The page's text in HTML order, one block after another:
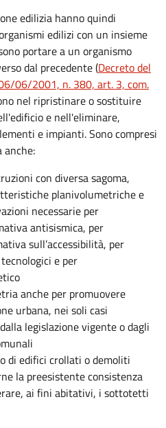
edilizia hanno quindi
edilizi con un insieme
portare a un organismo
dal precedente (Decreto del
06/2001, n. 380, art. 3, com.
nel ripristinare o sostituire
e nell'eliminare,
e impianti. Sono compresi
con diversa sagoma,
planivolumetriche e
necessarie per
antisismica, per
sull’accessibilità, per
e per
anche per promuovere
urbana, nei soli casi
legislazione vigente o dagli
di edifici crollati o demoliti
la preesistente consistenza
ai fini abitativi, i sottotetti